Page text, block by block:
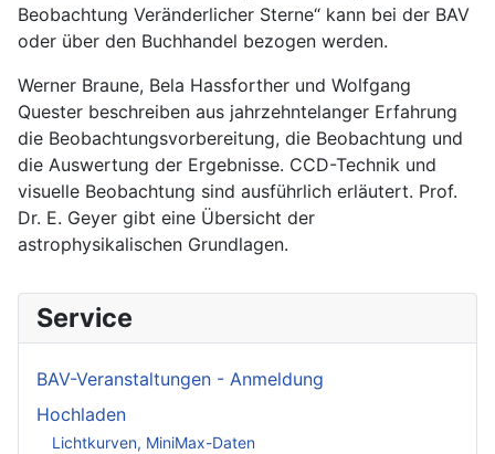
Beobachtung Veränderlicher Sterne“ kann bei der BAV
oder über den Buchhandel bezogen werden.
Werner Braune, Bela Hassforther und Wolfgang
Quester beschreiben aus jahrzehntelanger Erfahrung
die Beobachtungsvorbereitung, die Beobachtung und
die Auswertung der Ergebnisse. CCD-Technik und
visuelle Beobachtung sind ausführlich erläutert. Prof.
Dr. E. Geyer gibt eine Übersicht der
astrophysikalischen Grundlagen.
Service
BAV-Veranstaltungen - Anmeldung
Hochladen
Lichtkurven, MiniMax-Daten